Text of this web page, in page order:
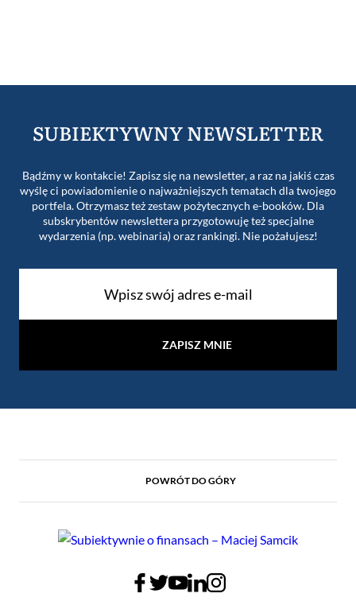
SUBIEKTYWNY NEWSLETTER
Bądźmy w kontakcie! Zapisz się na newsletter, a raz na jakiś czas
wyślę ci powiadomienie o najważniejszych tematach dla twojego
portfela. Otrzymasz też zestaw pożytecznych e-booków. Dla
subskrybentów newslettera przygotowuję też specjalne
wydarzenia (np. webinaria) oraz rankingi. Nie pożałujesz!
ZAPISZ MNIE
POWRÓT DO GÓRY